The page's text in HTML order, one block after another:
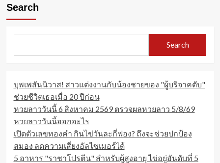
Search
Search
บุพเพสันนิวาส! สาวแต่งงานกับน้องชายของ "ผู้บริจาคตับ"
ช่วยชีวิตเธอเมื่อ 20 ปีก่อน
หวยลาววันนี้ 6 สิงหาคม 2569 ตรวจผลหวยลาว 5/8/69
หวยลาววันนี้ออกอะไร
เปิดตัวเลขทองคำ กินไข่วันละกี่ฟอง? ถึงจะช่วยปกป้อง
สมอง ลดความเสี่ยงอัลไซเมอร์ได้
5 อาหาร "ราชาโปรตีน" สำหรับผู้สูงอายุ ไข่อยู่อันดับที่ 5